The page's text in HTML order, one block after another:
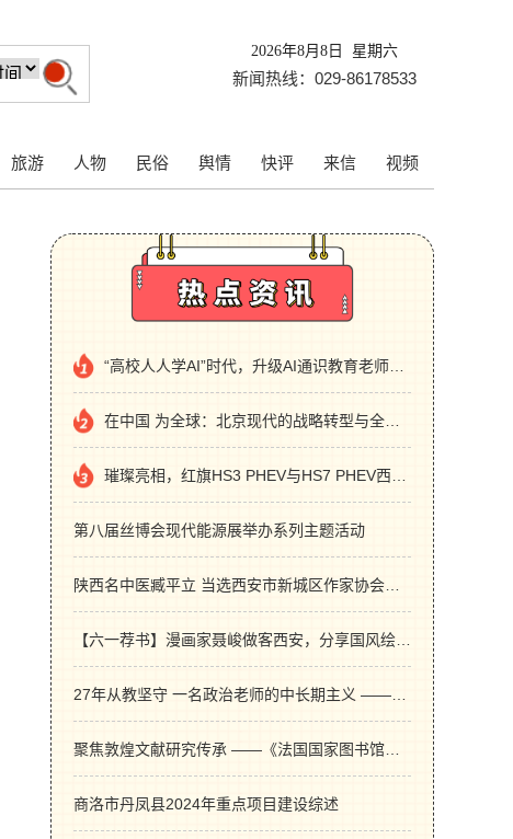
2026年8月8日 星期六
新闻热线：029-86178533
旅游 人物 民俗 舆情 快评 来信 视频
“高校人人学AI”时代，升级AI通识教育老师先卷起来
在中国 为全球：北京现代的战略转型与全面进阶
璀璨亮相，红旗HS3 PHEV与HS7 PHEV西安联袂上市
第八届丝博会现代能源展举办系列主题活动
商洛市丹凤县2024年重点项目建设综述